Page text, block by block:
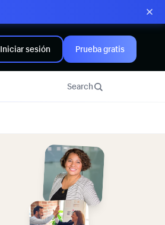
Iniciar sesión Prueba gratis
Search